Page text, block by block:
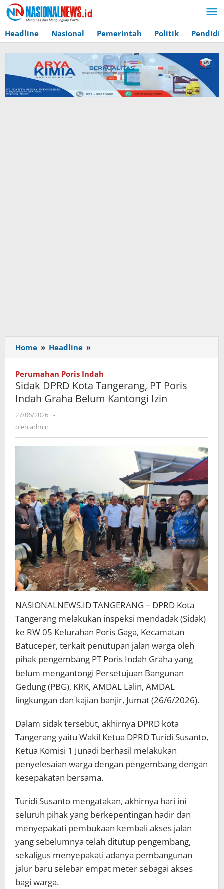
Lewati
ke
konten
Headline Nasional Pemerintah Politik
Home » Headline »
DPRD
Kota
Tangerang,
PT
Poris
Belum
Perumahan Poris Indah
Sidak DPRD Kota Tangerang, PT Poris
Indah Graha Belum Kantongi Izin
27/06/2026 oleh
-
oleh admin
NASIONALNEWS.ID TANGERANG – DPRD Kota
Tangerang melakukan inspeksi mendadak (Sidak)
ke RW 05 Kelurahan Poris Gaga, Kecamatan
Batuceper, terkait penutupan jalan warga oleh
pihak pengembang PT Poris Indah Graha yang
belum mengantongi Persetujuan Bangunan
Gedung (PBG), KRK, AMDAL Lalin, AMDAL
lingkungan dan kajian banjir, Jumat (26/6/2026).
Dalam sidak tersebut, akhirnya DPRD kota
Tangerang yaitu Wakil Ketua DPRD Turidi Susanto,
Ketua Komisi 1 Junadi berhasil melakukan
penyelesaian warga dengan pengembang dengan
kesepakatan bersama.
Turidi Susanto mengatakan, akhirnya hari ini
seluruh pihak yang berkepentingan hadir dan
menyepakati pembukaan kembali akses jalan
yang sebelumnya telah ditutup pengembang,
sekaligus menyepakati adanya pembangunan
jalur baru selebar empat meter sebagai akses
bagi warga.